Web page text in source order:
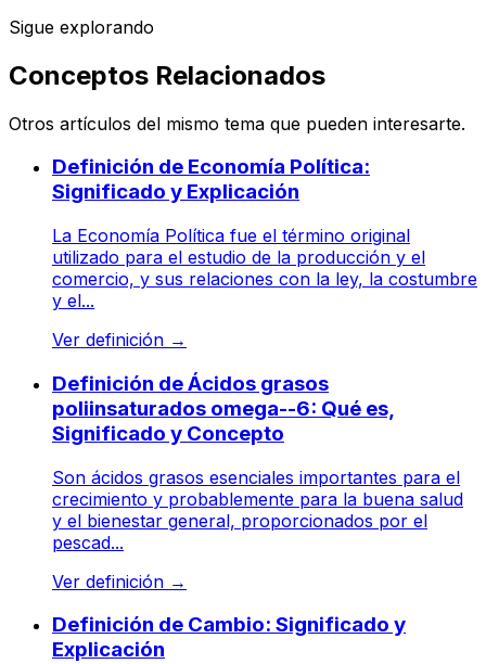
Sigue explorando
Conceptos Relacionados
Otros artículos del mismo tema que pueden interesarte.
Definición de Economía Política:
Significado y Explicación
La Economía Política fue el término original
utilizado para el estudio de la producción y el
comercio, y sus relaciones con la ley, la costumbre
y el...
Ver definición →
Definición de Ácidos grasos
poliinsaturados omega--6: Qué es,
Significado y Concepto
Son ácidos grasos esenciales importantes para el
crecimiento y probablemente para la buena salud
y el bienestar general, proporcionados por el
pescad...
Ver definición →
Definición de Cambio: Significado y
Explicación